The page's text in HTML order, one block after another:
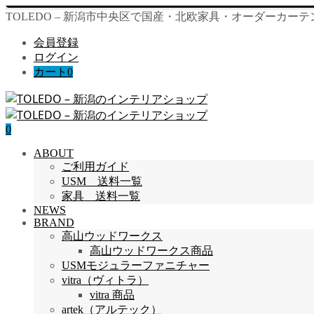
TOLEDO – 新潟市中央区で国産・北欧家具・オーダーカーテ
会員登録
ログイン
カート 0
0
ABOUT
ご利用ガイド
USM 送料一覧
家具 送料一覧
NEWS
BRAND
高山ウッドワークス
高山ウッドワークス商品
USMモジュラーファニチャー
vitra（ヴィトラ）
vitra 商品
artek（アルテック）